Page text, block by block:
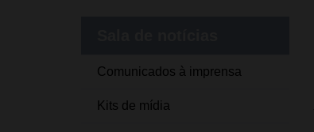
Comunicados à imprensa
Kits de mídia